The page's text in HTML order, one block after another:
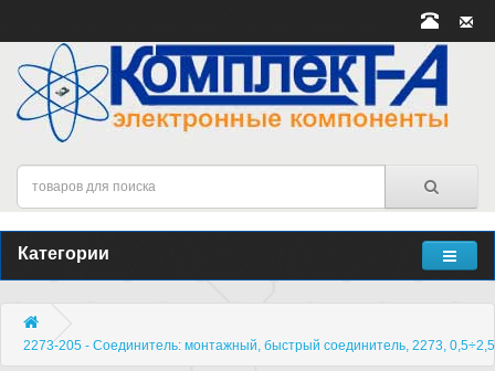
Категории
2273-205 - Соединитель: монтажный, быстрый соединитель, 2273,